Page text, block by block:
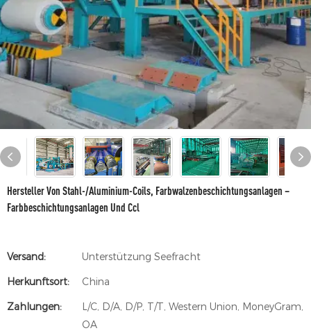
Hersteller Von Stahl-/Aluminium-Coils, Farbwalzenbeschichtungsanlagen –
Farbbeschichtungsanlagen Und Ccl
Versand:
Unterstützung Seefracht
Herkunftsort:
China
Zahlungen:
L/C, D/A, D/P, T/T, Western Union, MoneyGram,
OA